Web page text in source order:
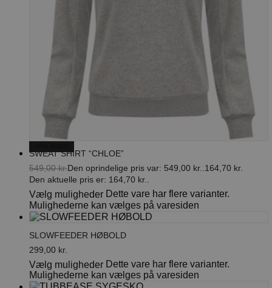
SWEAT SHIRT “CHLOE”
549,00kr.Den oprindelige pris var: 549,00 kr.. 164,70 kr.
Den aktuelle pris er: 164,70 kr..
Vælg muligheder Dette vare har flere varianter.
Mulighederne kan vælges på varesiden
SLOWFEEDER HØBOLD
299,00 kr.
Vælg muligheder Dette vare har flere varianter.
Mulighederne kan vælges på varesiden